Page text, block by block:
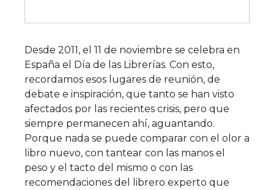
Desde 2011, el 11 de noviembre se celebra en
España el Día de las Librerías. Con esto,
recordamos esos lugares de reunión, de
debate e inspiración, que tanto se han visto
afectados por las recientes crisis, pero que
siempre permanecen ahí, aguantando.
Porque nada se puede comparar con el olor a
libro nuevo, con tantear con las manos el
peso y el tacto del mismo o con las
recomendaciones del librero experto que